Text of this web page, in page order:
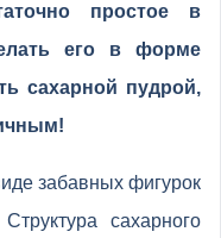
простое в
его в форме
сахарной пудрой,
забавных фигурок
сахарного